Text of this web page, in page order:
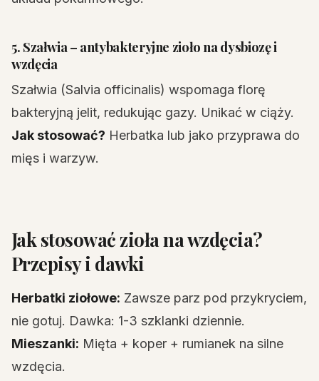
5. Szałwia – antybakteryjne zioło na dysbiozę i
wzdęcia
Szałwia (Salvia officinalis) wspomaga florę
bakteryjną jelit, redukując gazy. Unikać w ciąży.
Jak stosować? Herbatka lub jako przyprawa do
mięs i warzyw.
Jak stosować zioła na wzdęcia?
Przepisy i dawki
Herbatki ziołowe: Zawsze parz pod przykryciem,
nie gotuj. Dawka: 1-3 szklanki dziennie.
Mieszanki: Mięta + koper + rumianek na silne
wzdęcia.